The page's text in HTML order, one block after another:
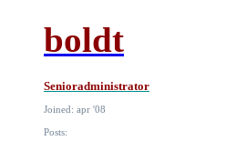
boldt
Senioradministrator
Joined: apr '08
Posts: